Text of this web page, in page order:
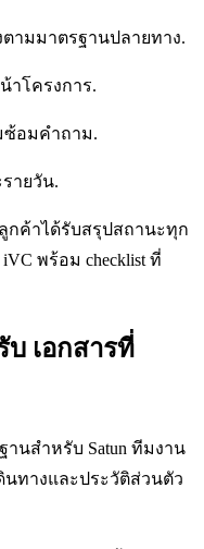
ามมาตรฐานปลายทาง.
าโครงการ.
อมคำถาม.
ายวัน.
กค้าได้รับสรุปสถานะทุก
พร้อม checklist ที่
บ เอกสารที่
านสำหรับ Satun ทีมงาน
นทางและประวัติส่วนตัว